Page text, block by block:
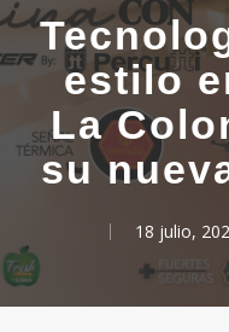
estilo
La
su
18 julio,